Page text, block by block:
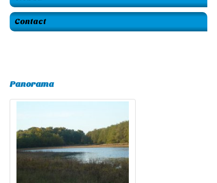
Contact
Panorama